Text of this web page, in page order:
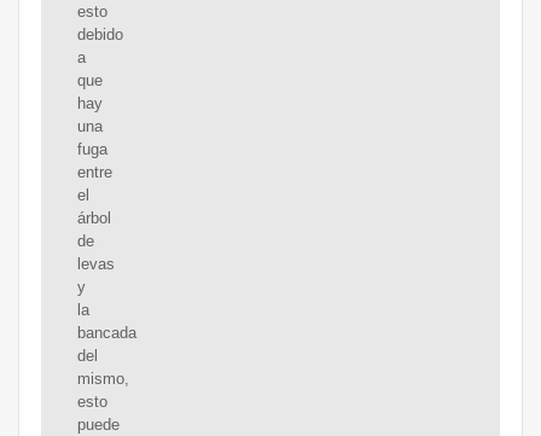
esto
debido
a
que
hay
una
fuga
entre
el
árbol
de
levas
y
la
bancada
del
mismo,
esto
puede